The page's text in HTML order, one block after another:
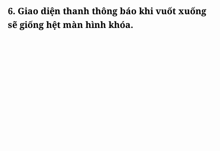
6. Giao diện thanh thông báo khi vuốt xuống
sẽ giống hệt màn hình khóa.